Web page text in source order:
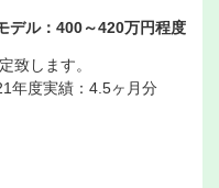
デル：400～420万円程度
致します。
年度実績：4.5ヶ月分